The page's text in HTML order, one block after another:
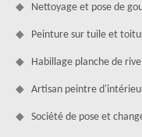
Nettoyage et pose de
Peinture sur tuile et
Habillage planche de
Artisan peintre
Société de pose et